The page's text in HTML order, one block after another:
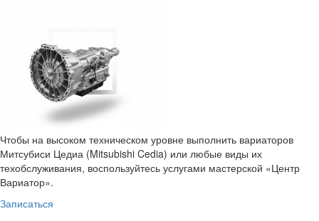
Чтобы на высоком техническом уровне выполнить вариаторов
Митсубиси Цедиа (Mitsubishi Cedia) или любые виды их
техобслуживания, воспользуйтесь услугами мастерской «Центр
Вариатор».
Записаться